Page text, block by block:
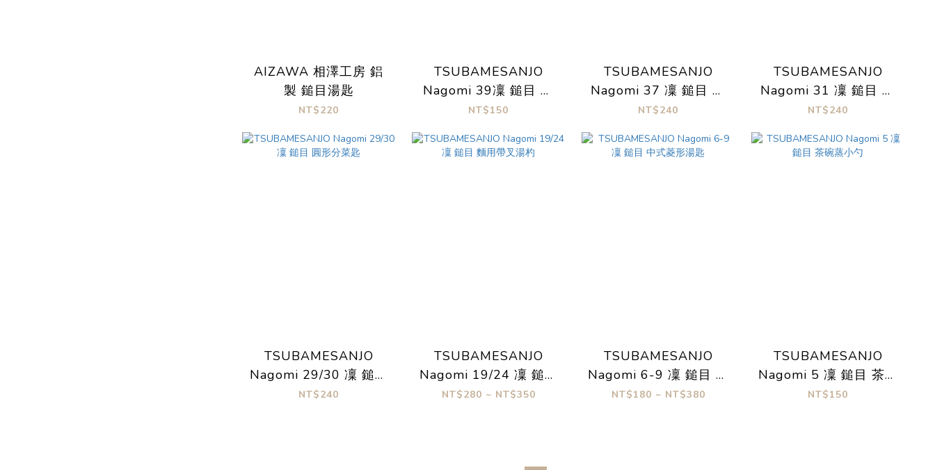
AIZAWA 相澤工房 鋁
製 鎚目湯匙
NT$220
TSUBAMESANJO
Nagomi 39凜 鎚目 茶
葉匙
NT$150
TSUBAMESANJO
Nagomi 37 凜 鎚目 刨
冰匙
NT$240
TSUBAMESANJO
Nagomi 31 凜 鎚目 沙
拉叉匙
NT$240
TSUBAMESANJO
Nagomi 29/30 凜 鎚目
圓形分菜匙
NT$240
TSUBAMESANJO
Nagomi 19/24 凜 鎚目
麵用帶叉湯杓
NT$280 ~ NT$350
TSUBAMESANJO
Nagomi 6-9 凜 鎚目 中
式菱形湯匙
NT$180 ~ NT$380
TSUBAMESANJO
Nagomi 5 凜 鎚目 茶碗
蒸小勺
NT$150